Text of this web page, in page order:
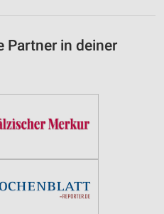
Partner in deiner